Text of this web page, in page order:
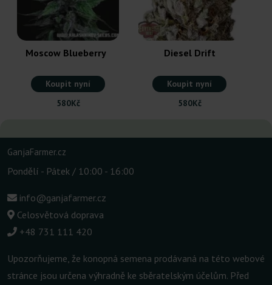
Moscow Blueberry
Koupit nyní
580Kč
Diesel Drift
Koupit nyní
580Kč
GanjaFarmer.cz
Pondělí - Pátek / 10:00 - 16:00
info@ganjafarmer.cz
Celosvětová doprava
+48 731 111 420
Upozorňujeme, že konopná semena prodávaná na této webové
stránce jsou určena výhradně ke sběratelským účelům. Před